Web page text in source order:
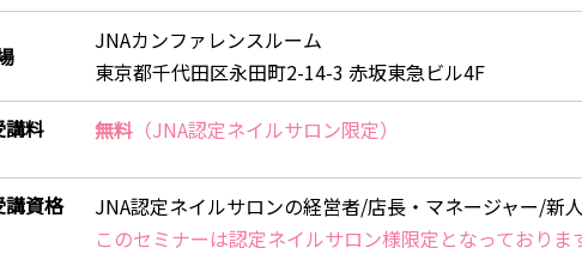
JNAカンファレンスルーム
東京都千代田区永田町2-14-3 赤坂東急ビル4F
講料
無料 （JNA認定ネイルサロン限定）
講資格
JNA認定ネイルサロンの経営者/店長・マネージャー/新
このセミナーは認定ネイルサロン様限定となっておりま